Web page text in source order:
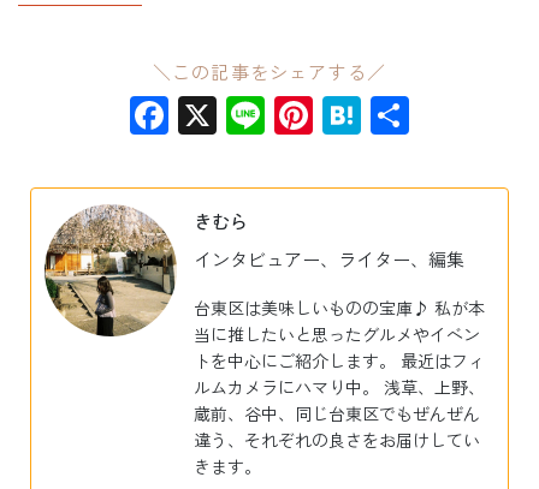
＼この記事をシェアする／
Facebook
X LinePinterest
Hatena
きむら
インタビュアー、ライター、編集
台東区は美味しいものの宝庫♪ 私が本
当に推したいと思ったグルメやイベン
トを中心にご紹介します。 最近はフィ
ルムカメラにハマり中。 浅草、上野、
蔵前、谷中、同じ台東区でもぜんぜん
違う、それぞれの良さをお届けしてい
きます。